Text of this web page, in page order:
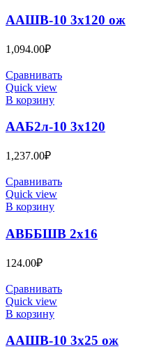
ААШВ-10 3х120 ож
1,094.00₽
Сравнивать
Quick view
В корзину
ААБ2л-10 3х120
1,237.00₽
Сравнивать
Quick view
В корзину
АВББШВ 2х16
124.00₽
Сравнивать
Quick view
В корзину
ААШВ-10 3х25 ож